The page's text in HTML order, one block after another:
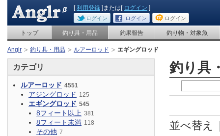
[利用登録 ]または[ ログイン ]
ログイン ログイン ログイン
トップ 釣り具・用品 釣果報告 釣り物・対象魚
Anglr 釣り具・用品 ルアーロッド エギングロッド
釣り具
並べ替え
カテゴリ
ルアーロッド 4551
アジングロッド 125
エギングロッド 545
8フィート以上 381
8フィート未満 118
その他 7